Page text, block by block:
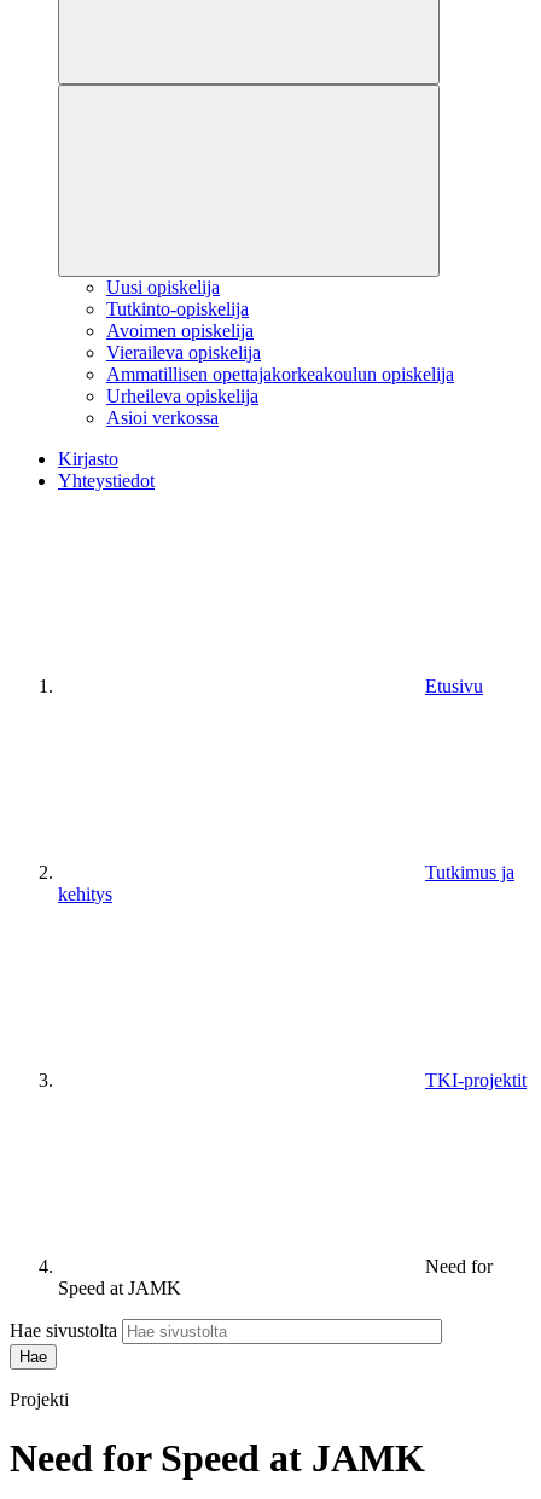
Uusi opiskelija
Tutkinto-opiskelija
Avoimen opiskelija
Vieraileva opiskelija
Ammatillisen opettajakorkeakoulun opiskelija
Urheileva opiskelija
Asioi verkossa
Kirjasto
Yhteystiedot
Etusivu
Tutkimus ja
kehitys
TKI-projektit
Need for
Speed at JAMK
Hae sivustolta
Projekti
Need for Speed at JAMK